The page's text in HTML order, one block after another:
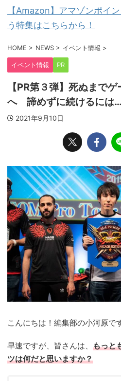
【Amazon】アマゾンポイ
う特集はこちらから！
HOME > NEWS > イベント情報 >
イベント情報 PR
【PR第３弾】死ぬまで
へ 諦めずに続けるには
2021年9月10日
こんにちは！編集部の小河原で
早速ですが、皆さんは、 もっと
ツは何だと思いますか？